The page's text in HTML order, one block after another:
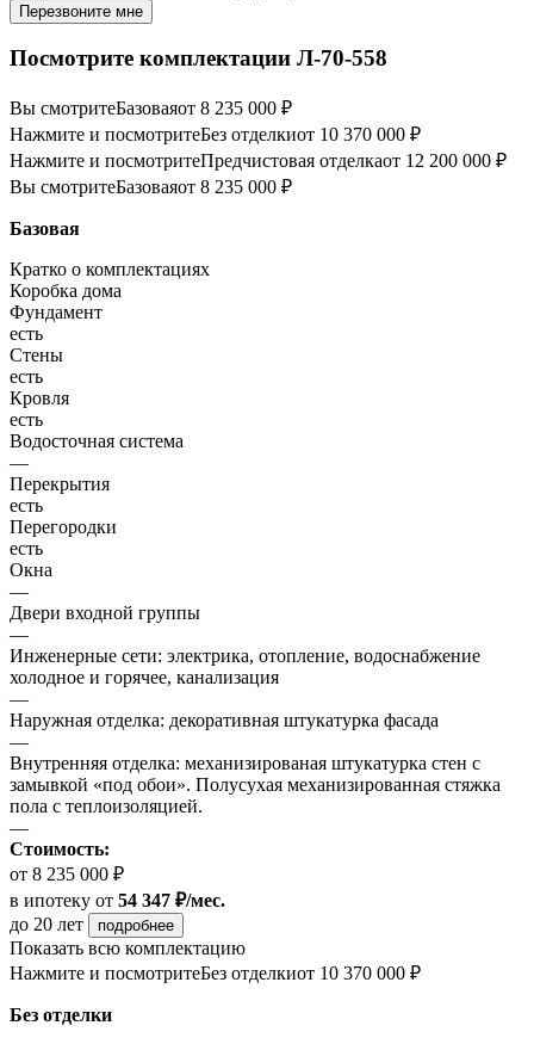
Перезвоните мне
Посмотрите комплектации Л-70-558
Вы смотритеБазоваяот 8 235 000 ₽
Нажмите и посмотритеБез отделкиот 10 370 000 ₽
Нажмите и посмотритеПредчистовая отделкаот 12 200 000 ₽
Вы смотритеБазоваяот 8 235 000 ₽
Базовая
Кратко о комплектациях
Коробка дома
Фундамент
есть
Стены
есть
Кровля
есть
Водосточная система
—
Перекрытия
есть
Перегородки
есть
Окна
—
Двери входной группы
—
Инженерные сети: электрика, отопление, водоснабжение
холодное и горячее, канализация
—
Наружная отделка: декоративная штукатурка фасада
—
Внутренняя отделка: механизированая штукатурка стен с
замывкой «под обои». Полусухая механизированная стяжка
пола с теплоизоляцией.
—
Стоимость:
от 8 235 000 ₽
в ипотеку от 54 347 ₽/мес.
до 20 лет
подробнее
Показать всю комплектацию
Нажмите и посмотритеБез отделкиот 10 370 000 ₽
Без отделки